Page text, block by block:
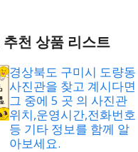
추천 상품 리스트
경상북도 구미시 도량동
사진관을 찾고 계시다면
그 중에 5 곳 의 사진관
위치,운영시간,전화번호
등 기타 정보를 함께 알
아보세요.